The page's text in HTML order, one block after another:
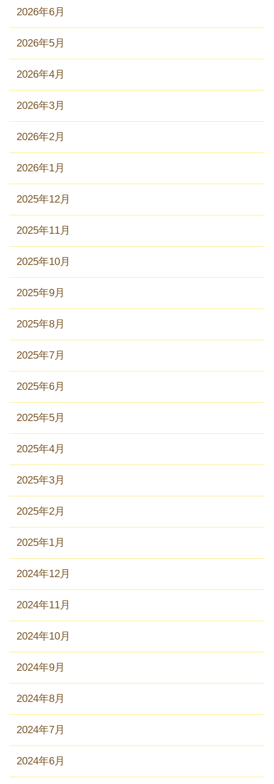
2026年6月
2026年5月
2026年4月
2026年3月
2026年2月
2026年1月
2025年12月
2025年11月
2025年10月
2025年9月
2025年8月
2025年7月
2025年6月
2025年5月
2025年4月
2025年3月
2025年2月
2025年1月
2024年12月
2024年11月
2024年10月
2024年9月
2024年8月
2024年7月
2024年6月